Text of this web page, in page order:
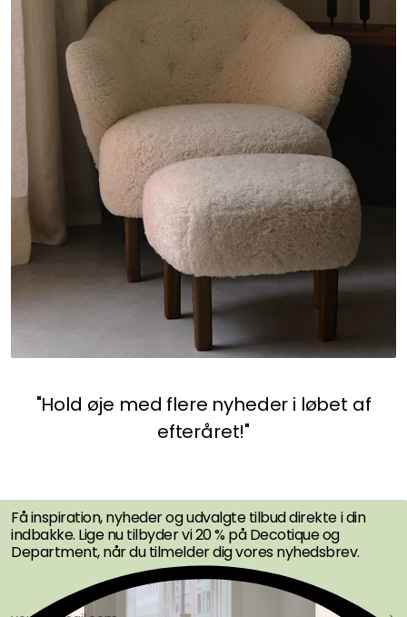
"Hold øje med flere nyheder i løbet af
efteråret!"
FÅ INSPIRATION &
Få inspiration, nyheder og udvalgte tilbud direkte i din
indbakke. Lige nu tilbyder vi 20 % på Decotique og
Department, når du tilmelder dig vores nyhedsbrev.